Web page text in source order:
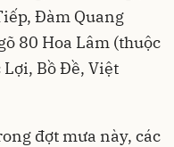
Đàm Quang
80 Hoa Lâm (thuộc
Bồ Đề, Việt
đợt mưa này, các